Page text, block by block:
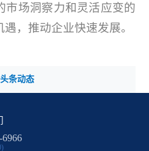
市场洞察力和灵活应变的
，推动企业快速发展。
条动态
6966